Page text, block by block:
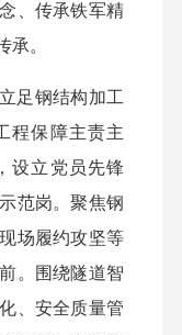
、传承铁军精
承。
足钢结构加工
程保障主责主
设立党员先锋
范岗。聚焦钢
场履约攻坚等
。围绕隧道智
、安全质量管